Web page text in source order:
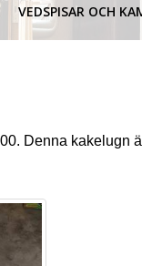
VEDSPISAR OCH
Denna kakelugn